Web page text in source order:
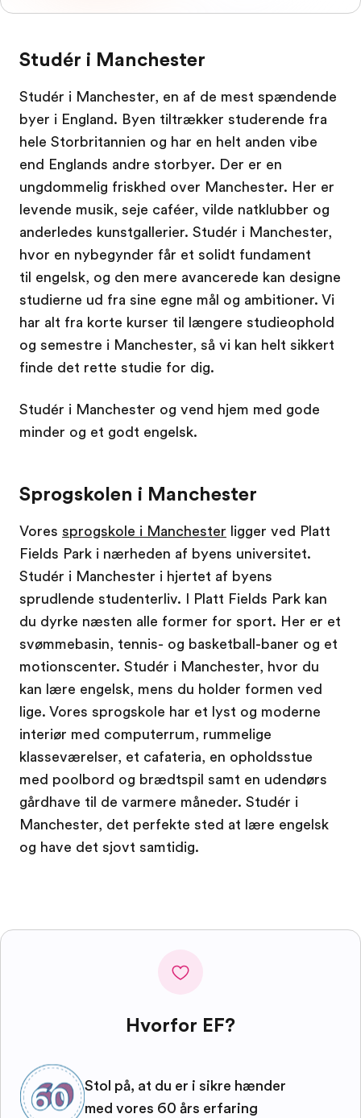
Studér i Manchester
Studér i Manchester, en af de mest spændende
byer i England. Byen tiltrækker studerende fra
hele Storbritannien og har en helt anden vibe
end Englands andre storbyer. Der er en
ungdommelig friskhed over Manchester. Her er
levende musik, seje caféer, vilde natklubber og
anderledes kunstgallerier. Studér i Manchester,
hvor en nybegynder får et solidt fundament
til engelsk, og den mere avancerede kan designe
studierne ud fra sine egne mål og ambitioner. Vi
har alt fra korte kurser til længere studieophold
og semestre i Manchester, så vi kan helt sikkert
finde det rette studie for dig.
Studér i Manchester og vend hjem med gode
minder og et godt engelsk.
Sprogskolen i Manchester
Vores sprogskole i Manchester ligger ved Platt
Fields Park i nærheden af byens universitet.
Studér i Manchester i hjertet af byens
sprudlende studenterliv. I Platt Fields Park kan
du dyrke næsten alle former for sport. Her er et
svømmebasin, tennis- og basketball-baner og et
motionscenter. Studér i Manchester, hvor du
kan lære engelsk, mens du holder formen ved
lige. Vores sprogskole har et lyst og moderne
interiør med computerrum, rummelige
klasseværelser, et cafateria, en opholdsstue
med poolbord og brædtspil samt en udendørs
gårdhave til de varmere måneder. Studér i
Manchester, det perfekte sted at lære engelsk
og have det sjovt samtidig.
Hvorfor EF?
Stol på, at du er i sikre hænder
med vores 60 års erfaring